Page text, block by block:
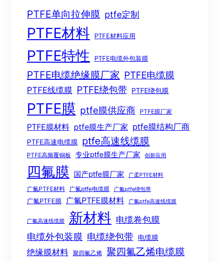
PTFE单向拉伸膜 ptfe定制
PTFE材料 PTFE材料应用
PTFE特性 PTFE电缆外包装膜
PTFE电缆绝缘膜厂家 PTFE电缆膜
PTFE线缆膜 PTFE绕包带 PTFE绕包膜
PTFE膜 ptfe膜供应商 PTFE膜厂家
PTFE膜材料 ptfe膜生产厂家 ptfe膜结构厂商
PTFE高速电缆膜 ptfe高速线缆膜
PTFE高频覆铜板 专业ptfe膜生产厂家 创新应用
四氟膜 国产ptfe膜厂家 广柔PTFE材料
广氟PTFE材料 广氟ptfe电缆膜 广氟ptfe绕包带
广氟PTFE膜 广氟PTFE膜材料 广氟ptfe高速线缆膜
广氟高速线缆膜 新材料 电缆卷包膜
电缆外包装膜 电缆绕包带 电缆膜
绝缘膜材料 聚四氟乙烯
聚四氟乙烯电缆膜